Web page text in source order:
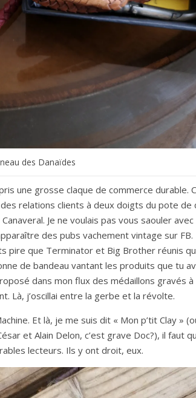
des Danaïdes
une grosse claque de commerce durable.
relations clients à deux doigts du pote de
Je ne voulais pas vous saouler
des pubs vachement vintage sur
pire que Terminator et Big Brother réunis
de bandeau vantant les produits que tu
dans mon flux des médaillons gravés
Là, j’oscillai entre la gerbe et la révolte.
Et là, je me suis dit « Mon p’tit Clay »
et Alain Delon, c’est grave Doc?), il faut
lecteurs. Ils y ont droit, eux.